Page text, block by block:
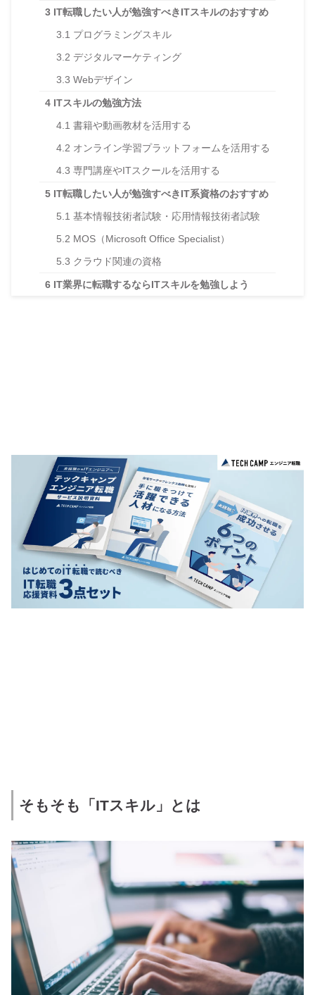
3 IT転職したい人が勉強すべきITスキルのおすすめ
3.1 プログラミングスキル
3.2 デジタルマーケティング
3.3 Webデザイン
4 ITスキルの勉強方法
4.1 書籍や動画教材を活用する
4.2 オンライン学習プラットフォームを活用する
4.3 専門講座やITスクールを活用する
5 IT転職したい人が勉強すべきIT系資格のおすすめ
5.1 基本情報技術者試験・応用情報技術者試験
5.2 MOS（Microsoft Office Specialist）
5.3 クラウド関連の資格
6 IT業界に転職するならITスキルを勉強しよう
そもそも「ITスキル」とは